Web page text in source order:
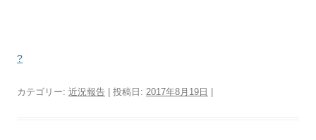
?
カテゴリー: 近況報告 | 投稿日: 2017年8月19日